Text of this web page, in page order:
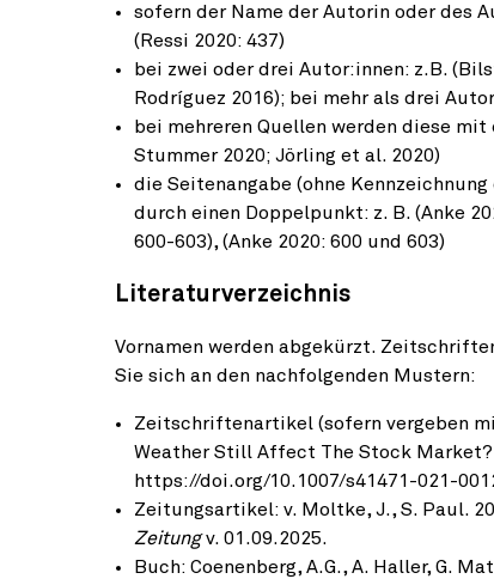
sofern der Name der Autorin oder des
(Ressi 2020: 437)
bei zwei oder drei Autor:innen: z.B.
Rodríguez 2016); bei mehr als drei
bei mehreren Quellen werden diese
Stummer 2020; Jörling et al. 2020)
die Seitenangabe (ohne
durch einen Doppelpunkt: z. B. (Anke
600-603), (Anke 2020: 600 und 603)
Literaturverzeichnis
Vornamen werden abgekürzt.
Sie sich an den nachfolgenden Mustern:
Zeitschriftenartikel (sofern vergeben
Weather Still Affect The Stock Market?
https://doi.org/10.1007/s41471-021-
Zeitungsartikel: v. Moltke, J., S. Paul.
Zeitungv. 01.09.2025.
Buch: Coenenberg, A.G., A. Haller, G.